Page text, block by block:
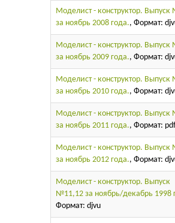
Моделист - конструктор.
за ноябрь 2008 года., Формат:
Моделист - конструктор.
за ноябрь 2009 года., Формат:
Моделист - конструктор.
за ноябрь 2010 года., Формат:
Моделист - конструктор.
за ноябрь 2011 года., Формат: pdf
Моделист - конструктор.
за ноябрь 2012 года., Формат:
Моделист - конструктор. Выпуск
№11,12 за ноябрь/декабрь 1998
Формат: djvu